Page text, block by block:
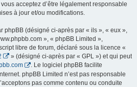
acceptez d’être légalement responsable
à jour et/ou modifications.
phpBB (désigné ci-après par « ils », « eux »,
», « phpBB Limited »,
libre de forum, déclaré sous la licence «
» (désigné ci-après par « GPL ») et qui peut
. Le logiciel phpBB facilite
phpBB Limited n’est pas responsable
pas comme contenu ou conduite